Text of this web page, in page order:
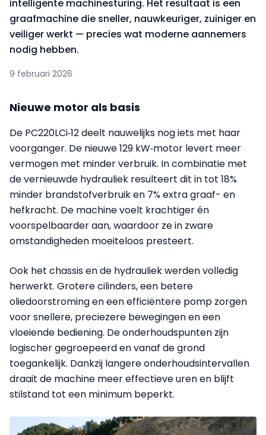
intelligente machinesturing. Het resultaat is een
graafmachine die sneller, nauwkeuriger, zuiniger en
veiliger werkt — precies wat moderne aannemers
nodig hebben.
9 februari 2026
Nieuwe motor als basis
De PC220LCi‑12 deelt nauwelijks nog iets met haar
voorganger. De nieuwe 129 kW‑motor levert meer
vermogen met minder verbruik. In combinatie met
de vernieuwde hydrauliek resulteert dit in tot 18%
minder brandstofverbruik en 7% extra graaf- en
hefkracht. De machine voelt krachtiger én
voorspelbaarder aan, waardoor ze in zware
omstandigheden moeiteloos presteert.
Ook het chassis en de hydrauliek werden volledig
herwerkt. Grotere cilinders, een betere
oliedoorstroming en een efficiëntere pomp zorgen
voor snellere, preciezere bewegingen en een
vloeiende bediening. De onderhoudspunten zijn
logischer gegroepeerd en vanaf de grond
toegankelijk. Dankzij langere onderhoudsintervallen
draait de machine meer effectieve uren en blijft
stilstand tot een minimum beperkt.